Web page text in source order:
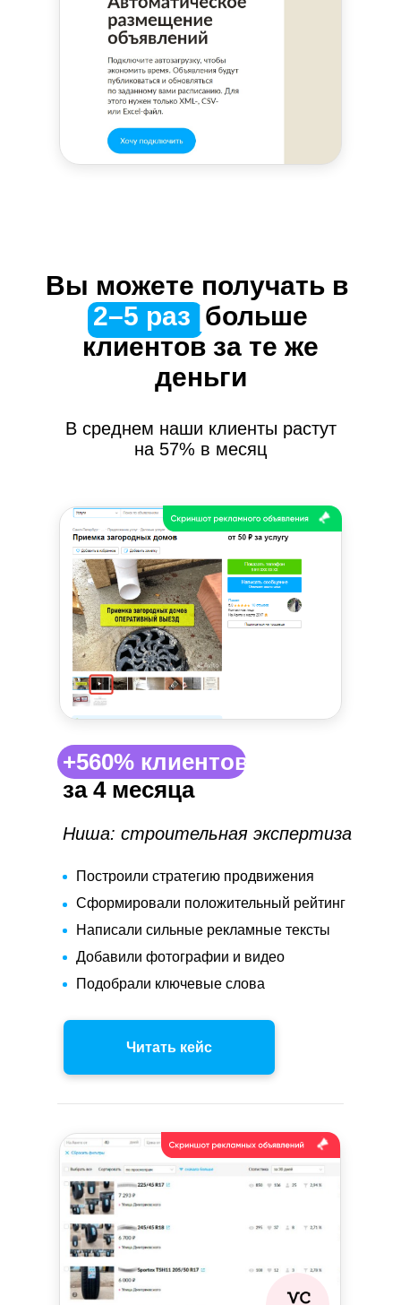
В среднем наши клиенты растут
на 57% в месяц
Вы можете получать в
2–5 разбольше
клиентов за те же
деньги
+560% клиентов |
за 4 месяца
Ниша: строительная экспертиза
Построили стратегию продвижения
Сформировали положительный рейтинг
Написали сильные рекламные тексты
Добавили фотографии и видео
Подобрали ключевые слова
Читать кейс
Вы можете получать в
2–5 раз больше
клиентов за те же
деньги
Уже7 лет помогаем
бизнесу расти
и развиваться. Более 50
компаний стали нашими
постоянными
клиентами, в их числе: